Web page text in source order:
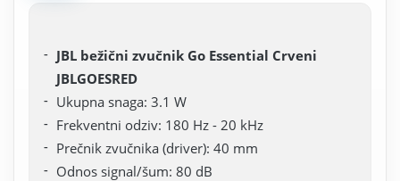
JBL bežični zvučnik Go Essential Crveni
JBLGOESRED
Ukupna snaga: 3.1 W
Frekventni odziv: 180 Hz - 20 kHz
Prečnik zvučnika (driver): 40 mm
Odnos signal/šum: 80 dB